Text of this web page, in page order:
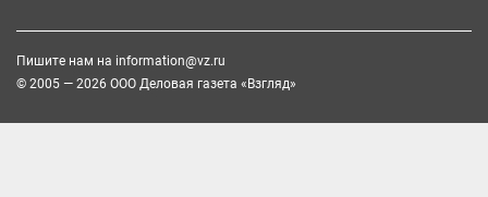
Пишите нам на information@vz.ru
© 2005 — 2026 ООО Деловая газета «Взгляд»